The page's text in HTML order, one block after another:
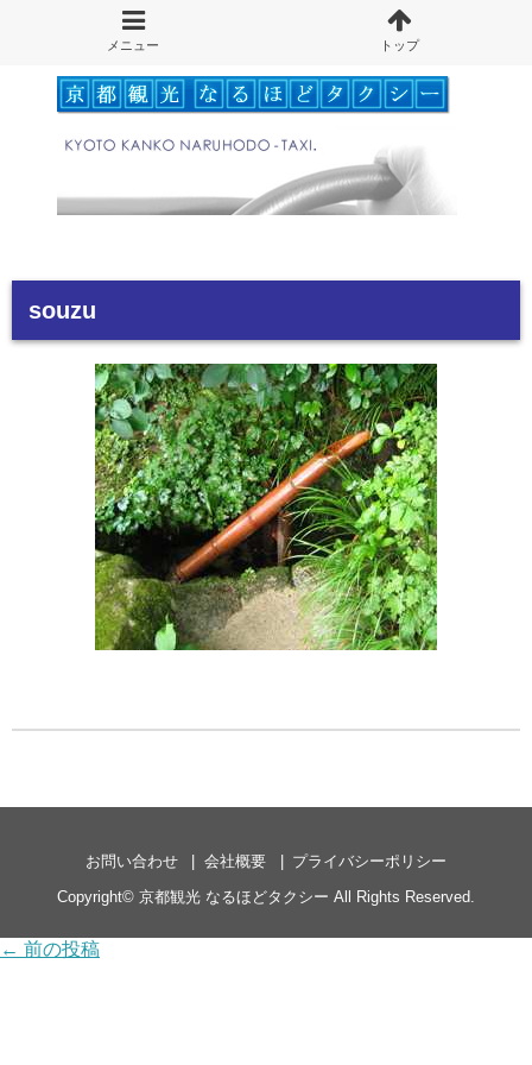
souzu
お問い合わせ 会社概要
プライバシーポリシー
Copyright© 京都観光 なるほどタクシー All Rights Reserved.
← 前の投稿